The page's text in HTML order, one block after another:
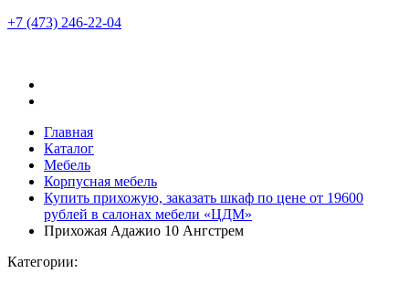
+7 (473) 246-22-04
Главная
Каталог
Мебель
Корпусная мебель
Купить прихожую, заказать шкаф по цене от 19600
рублей в салонах мебели «ЦДМ»
Прихожая Адажио 10 Ангстрем
Категории: